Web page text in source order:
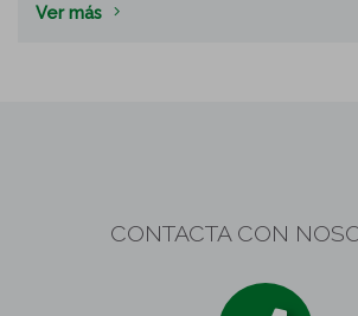
Ver más
CONTACTA CON